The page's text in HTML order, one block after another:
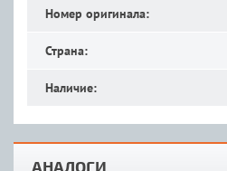
Номер оригинала:
Страна:
Наличие:
АНАЛОГИ